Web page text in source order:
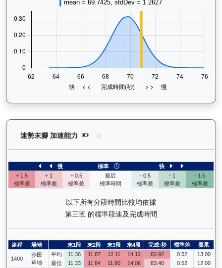
速勢末腳 加速能力 長勝金剛（K266）— 速勢末腳加速能
慢 標準
快
+ 1.5
標準差
+ 1
標準差
+ 0.5
標準差
接近
標準時間
- 0.5
標準差
- 1
標準差
- 1.5
標準差
以下所有分段時間比較均依據
第三班 的標準段速及完成時間
途程 場地 末1段 末2段 末3段 末4段 完成:秒 標準差 賽果
1400
沙田
草地
平均 11.36 11.87 12.11 14.12 83.92 0.52
13.00
最佳
11.33 11.84 11.80 14.06 83.40 0.52 12.00